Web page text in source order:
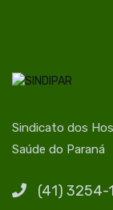
Sindicato dos
Saúde do Paraná
(41) 3254-